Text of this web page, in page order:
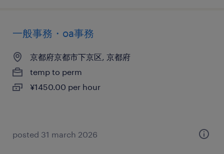
一般事務・oa事務
京都府京都市下京区, 京都府
temp to perm
¥1450.00 per hour
posted 31 march 2026